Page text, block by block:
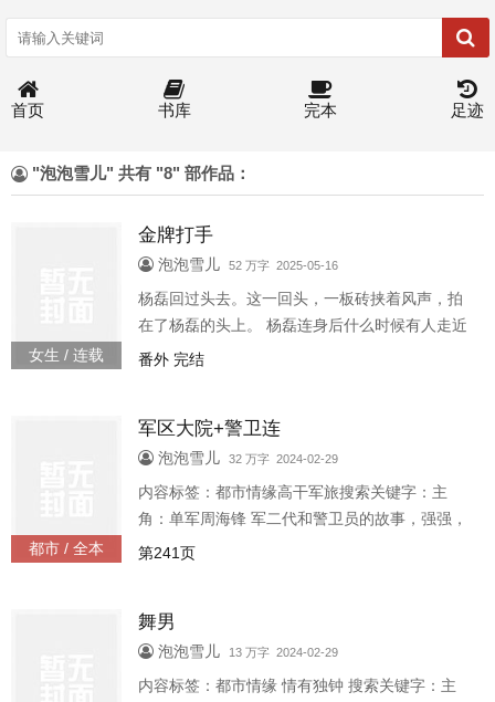
首页 书库 完本 足迹
"泡泡雪儿" 共有 "8" 部作品：
女生 / 连载
金牌打手
泡泡雪儿 52 万字 2025-05-16
杨磊回过头去。这一回头，一板砖挟着风声，拍
在了杨磊的头上。 杨磊连身后什么时候有人走近
都没察觉。 鲜血从他的额头流下，糊住了他的眼
磊脸上。 很久以后杨磊回忆，他脑子里印象最深
的就是对方身上的那件白衬衫。 那白衬衫亮晃晃
的，雪白雪白，干干净净，很少有打架的人穿得
那么利索干净。 那件白衬衫很快就被血染红了，
番外 完结
都市 / 全本
军区大院+警卫连
泡泡雪儿 32 万字 2024-02-29
内容标签：都市情缘高干军旅搜索关键字：主
角：单军周海锋 军二代和警卫员的故事，强强，
部队大院高干后期军营嚣张跋扈的军区老政委孙
第241页
舞男
泡泡雪儿 13 万字 2024-02-29
内容标签：都市情缘 情有独钟 搜索关键字：主